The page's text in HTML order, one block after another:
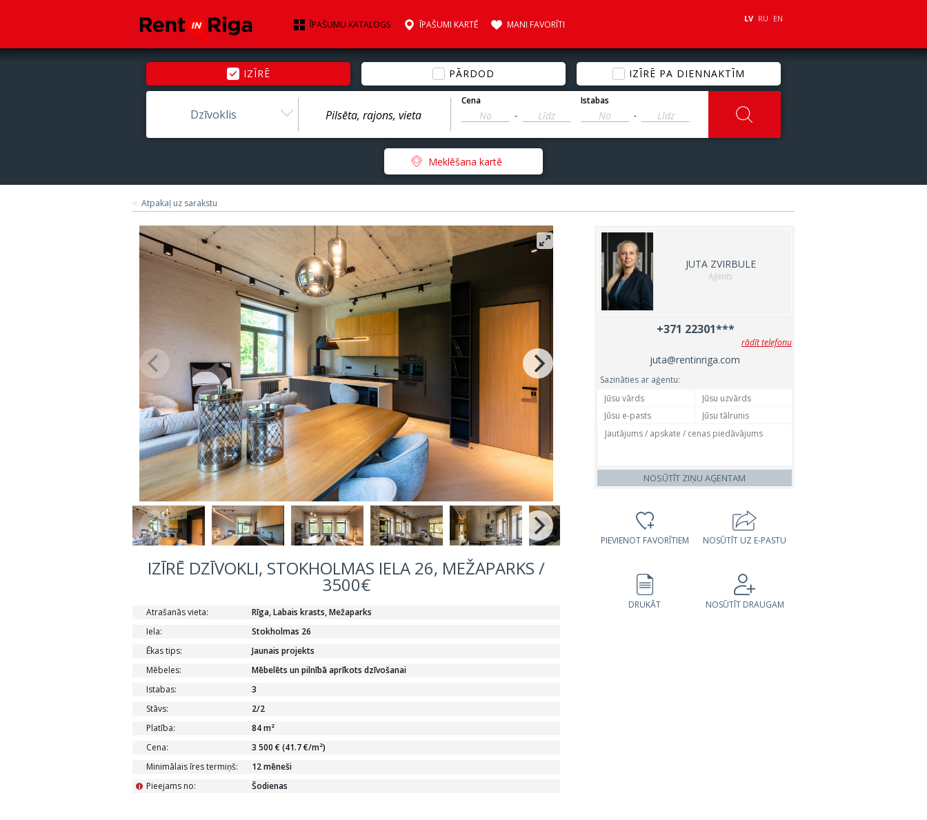
ĪPAŠUMU KATALOGS ĪPAŠUMI KARTĒ MANI FAVORĪTI
LV RU EN
IZĪRĒ PĀRDOD IZĪRĒ PA DIENNAKTĪM
Dzīvoklis
Cena
-
Istabas
-
Meklēšana kartē
Atpakaļ uz sarakstu
IZĪRĒ DZĪVOKLI, STOKHOLMAS IELA 26, MEŽAPARKS /
3500€
Atrašanās vieta:
Rīga, Labais krasts, Mežaparks
Iela:
Stokholmas 26
Ēkas tips:
Jaunais projekts
Mēbeles:
Mēbelēts un pilnībā aprīkots dzīvošanai
Istabas:
3
Stāvs:
2/2
Platība:
84 m²
Cena:
3 500 € (41.7 €/m²)
Minimālais īres termiņš:
12 mēneši
Pieejams no:
i Šodienas
JUTA ZVIRBULE
Aģents
+371 22301***
rādīt telefonu
juta@rentinriga.com
Sazināties ar aģentu:
NOSŪTĪT ZIŅU AĢENTAM
PIEVIENOT FAVORĪTIEM NOSŪTĪT UZ E-PASTU
DRUKĀT NOSŪTĪT DRAUGAM